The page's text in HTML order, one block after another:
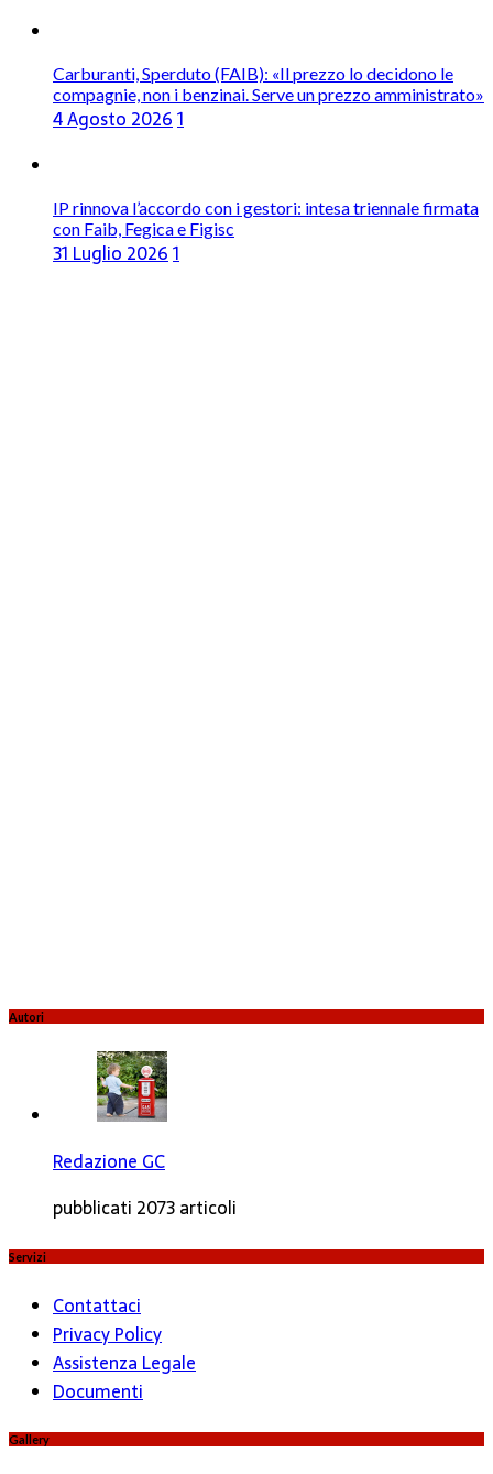
Carburanti, Sperduto (FAIB): «Il prezzo lo decidono le
compagnie, non i benzinai. Serve un prezzo amministrato»
4 Agosto 20261
IP rinnova l’accordo con i gestori: intesa triennale firmata
con Faib, Fegica e Figisc
31 Luglio 20261
Autori
Redazione GC
pubblicati 2073 articoli
Servizi
Contattaci
Privacy Policy
Assistenza Legale
Documenti
Gallery